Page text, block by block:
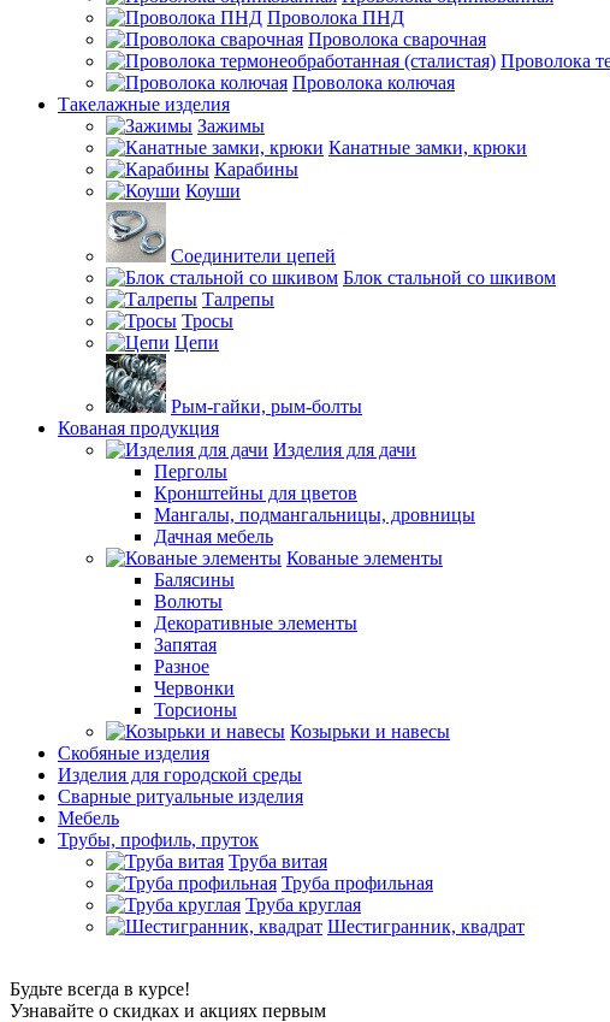
Проволока ПНД
Проволока сварочная
Проволока
Проволока колючая
Такелажные изделия
Зажимы
Канатные замки, крюки
Карабины
Коуши
Соединители цепей
Блок стальной со шкивом
Талрепы
Тросы
Цепи
Рым-гайки, рым-болты
Кованая продукция
Изделия для дачи
Перголы
Кронштейны для цветов
Мангалы, подмангальницы, дровницы
Дачная мебель
Кованые элементы
Балясины
Волюты
Декоративные элементы
Запятая
Разное
Червонки
Торсионы
Козырьки и навесы
Скобяные изделия
Изделия для городской среды
Сварные ритуальные изделия
Мебель
Трубы, профиль, пруток
Труба витая
Труба профильная
Труба круглая
Шестигранник, квадрат
Будьте всегда в курсе!
Узнавайте о скидках и акциях первым